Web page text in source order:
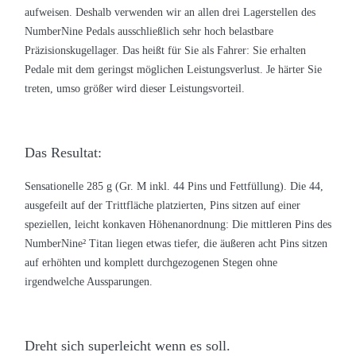
aufweisen. Deshalb verwenden wir an allen drei Lagerstellen des
NumberNine Pedals ausschließlich sehr hoch belastbare
Präzisionskugellager. Das heißt für Sie als Fahrer: Sie erhalten
Pedale mit dem geringst möglichen Leistungsverlust. Je härter Sie
treten, umso größer wird dieser Leistungsvorteil.
Das Resultat:
Sensationelle 285 g (Gr. M inkl. 44 Pins und Fettfüllung). Die 44,
ausgefeilt auf der Trittfläche platzierten, Pins sitzen auf einer
speziellen, leicht konkaven Höhenanordnung: Die mittleren Pins des
NumberNine² Titan liegen etwas tiefer, die äußeren acht Pins sitzen
auf erhöhten und komplett durchgezogenen Stegen ohne
irgendwelche Aussparungen.
Dreht sich superleicht wenn es soll.